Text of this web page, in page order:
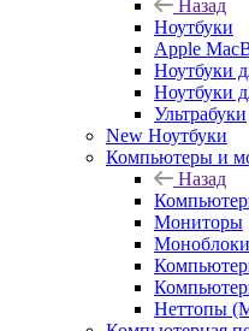
Назад
Ноутбуки
Apple
Ноутбуки
Ноутбуки
Ультрабуки
New Ноутбуки
Компьютеры и
Назад
Мониторы
Моноблоки
Неттопы